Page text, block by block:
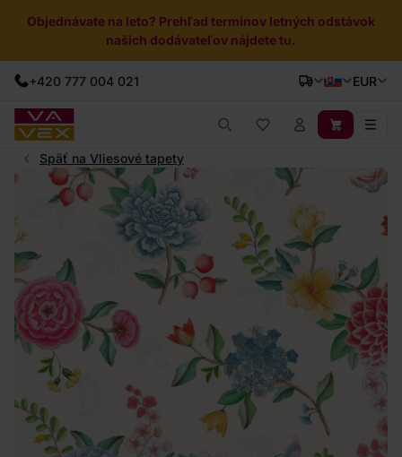
Objednávate na leto? Prehľad termínov letných odstávok
našich dodávateľov nájdete tu.
+420 777 004 021 EUR
Späť na Vliesové tapety